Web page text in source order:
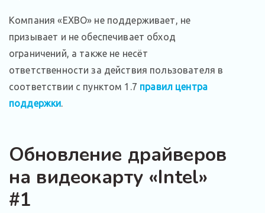
Компания «EXBO» не поддерживает, не
призывает и не обеспечивает обход
ограничений, а также не несёт
ответственности за действия пользователя в
соответствии с пунктом 1.7 правил центра
поддержки.
Обновление драйверов
на видеокарту «Intel»
#1